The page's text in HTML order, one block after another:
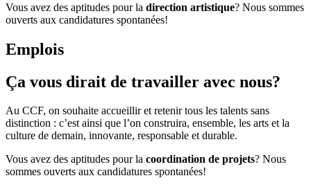
Vous avez des aptitudes pour la direction artistique? Nous sommes
ouverts aux candidatures spontanées!
Emplois
Ça vous dirait de travailler avec nous?
Au CCF, on souhaite accueillir et retenir tous les talents sans
distinction : c’est ainsi que l’on construira, ensemble, les arts et la
culture de demain, innovante, responsable et durable.
Vous avez des aptitudes pour la coordination de projets? Nous
sommes ouverts aux candidatures spontanées!